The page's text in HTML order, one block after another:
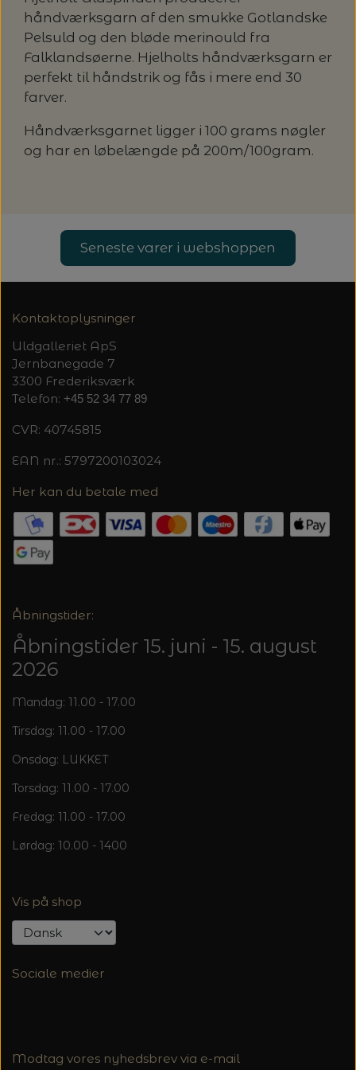
PASCUALI: NEPAL - SPAR 20%
PASCULI: SUAVE - SPAR 20%
POMP STITCH - BRODERI - SPAR 30-35%
PÅ ALLE KITS
PERMIN: SPAR 30% PÅ ALLE
LANG YARNS
PASCUALI
PERMIN
SOMMERGARN
LENE HOLME SAMSØE - LEKNIT
MY FAVOURITE THINGS KNITWEAR
ODD ROW
RAUMA
MASKESTOPPERE
MASKEWIRES
MÅLEBÅND / PINDEMÅLERE
SAKSE
håndværksgarn af den smukke Gotlandske
Pelsuld og den bløde merinould fra
Falklandsøerne. Hjelholts håndværksgarn er
perfekt til håndstrik og fås i mere end 30
farver.
Håndværksgarnet ligger i 100 grams nøgler
og har en løbelængde på 200m/100gram.
Seneste varer i webshoppen
Kontaktoplysninger
Uldgalleriet ApS
Jernbanegade 7
3300 Frederiksværk
Telefon: +45 52 34 77 89
CVR: 40745815
EAN nr.: 5797200103024
Her kan du betale med
Åbningstider:
Åbningstider 15. juni - 15. august
2026
Mandag: 11.00 - 17.00
Tirsdag: 11.00 - 17.00
Onsdag: LUKKET
Torsdag: 11.00 - 17.00
Fredag: 11.00 - 17.00
Lørdag: 10.00 - 1400
Vis på shop
Sociale medier
Modtag vores nyhedsbrev via e-mail